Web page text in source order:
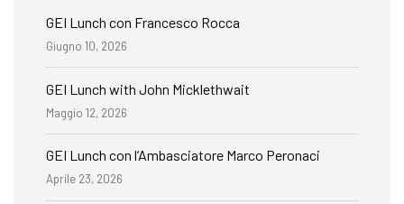
GEI Lunch con Francesco Rocca
Giugno 10, 2026
GEI Lunch with John Micklethwait
Maggio 12, 2026
GEI Lunch con l’Ambasciatore Marco Peronaci
Aprile 23, 2026